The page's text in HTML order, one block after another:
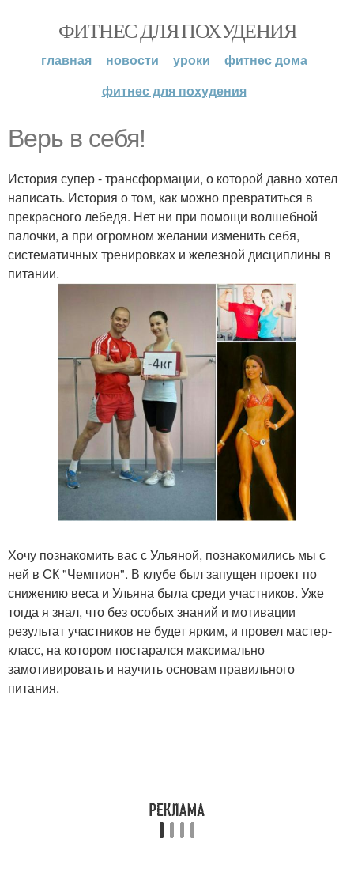
ФИТНЕС ДЛЯ ПОХУДЕНИЯ
главная новости уроки
фитнес дома
фитнес для похудения
Верь в себя!
История супер - трансформации, о которой давно хотел
написать. История о том, как можно превратиться в
прекрасного лебедя. Нет ни при помощи волшебной
палочки, а при огромном желании изменить себя,
систематичных тренировках и железной дисциплины в
питании.
Хочу познакомить вас с Ульяной, познакомились мы с
ней в СК "Чемпион". В клубе был запущен проект по
снижению веса и Ульяна была среди участников. Уже
тогда я знал, что без особых знаний и мотивации
результат участников не будет ярким, и провел мастер-
класс, на котором постарался максимально
замотивировать и научить основам правильного
питания.